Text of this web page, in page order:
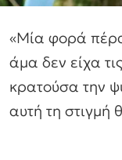
«Μία φορά
άμα δεν είχα
κρατούσα την
αυτή τη στιγμή